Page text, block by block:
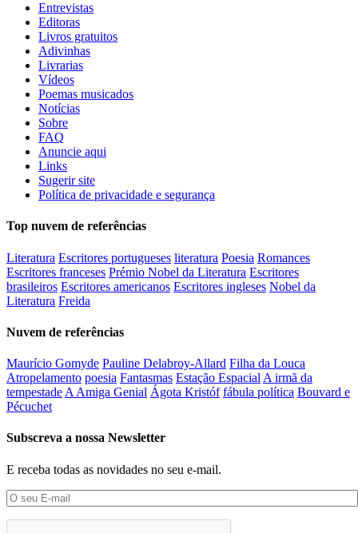
Entrevistas
Editoras
Livros gratuitos
Adivinhas
Livrarias
Vídeos
Poemas musicados
Notícias
Sobre
FAQ
Anuncie aqui
Links
Sugerir site
Política de privacidade e segurança
Top nuvem de referências
Literatura Escritores portugueses literatura Poesia Romances
Escritores franceses Prémio Nobel da Literatura Escritores
brasileiros Escritores americanos Escritores ingleses Nobel da
Literatura Freida
Nuvem de referências
Maurício Gomyde Pauline Delabroy-Allard Filha da Louca
Atropelamento poesia Fantasmas Estação Espacial A irmã da
tempestade A Amiga Genial Ágota Kristóf fábula política Bouvard e
Pécuchet
Subscreva a nossa Newsletter
E receba todas as novidades no seu e-mail.